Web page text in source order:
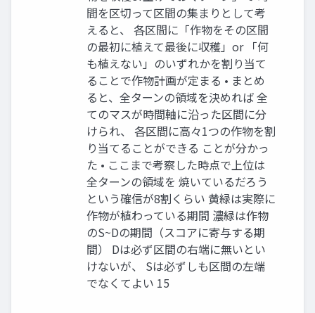
間を区切って区間の集まりとして考
えると、 各区間に「作物をその区間
の最初に植えて最後に収穫」or 「何
も植えない」のいずれかを割り当て
ることで作物計画が定まる • まとめ
ると、全ターンの領域を決めれば 全
てのマスが時間軸に沿った区間に分
けられ、 各区間に高々1つの作物を割
り当てることができる ことが分かっ
た • ここまで考察した時点で上位は
全ターンの領域を 焼いているだろう
という確信が8割くらい 黄緑は実際に
作物が植わっている期間 濃緑は作物
のS~Dの期間（スコアに寄与する期
間） Dは必ず区間の右端に無いとい
けないが、 Sは必ずしも区間の左端
でなくてよい 15